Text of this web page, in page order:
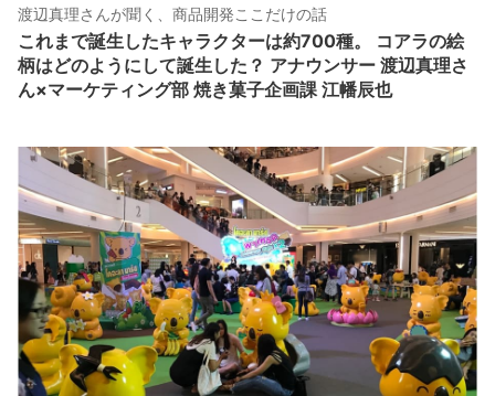
渡辺真理さんが聞く、商品開発ここだけの話
これまで誕生したキャラクターは約700種。 コアラの絵
柄はどのようにして誕生した？ アナウンサー 渡辺真理さ
ん×マーケティング部 焼き菓子企画課 江幡辰也